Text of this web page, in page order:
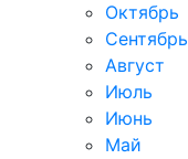
Октябрь
Сентябрь
Август
Июль
Июнь
Май